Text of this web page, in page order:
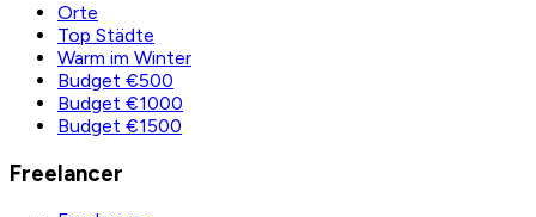
Orte
Top Städte
Warm im Winter
Budget €500
Budget €1000
Budget €1500
Freelancer